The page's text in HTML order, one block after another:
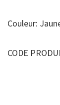
Couleur:
CODE